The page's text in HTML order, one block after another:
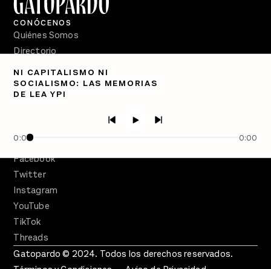
NI CAPITALISMO NI
SOCIALISMO: LAS MEMORIAS
DE LEA YPI
0:00 0:00
CONÓCENOS
Quiénes Somos
Directorio
PÓDCASTS
Semanario Gatopardo
Facebook
Twitter
Instagram
YouTube
TikTok
Threads
Gatopardo © 2024. Todos los derechos reservados.